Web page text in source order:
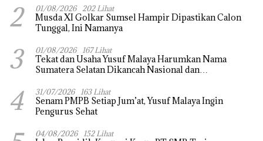
2 01/08/2026 202 Lihat
Musda XI Golkar Sumsel Hampir Dipastikan Calon
Tunggal, Ini Namanya
3 01/08/2026 167 Lihat
Tekat dan Usaha Yusuf Malaya Harumkan Nama
Sumatera Selatan Dikancah Nasional dan
4 31/07/2026 163 Lihat
Senam PMPB Setiap Jum’at, Yusuf Malaya Ingin
Pengurus Sehat
04/08/2026 152 Lihat